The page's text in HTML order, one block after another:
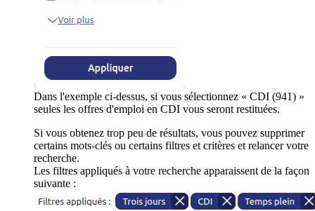
Dans l'exemple ci-dessus, si vous sélectionnez « CDI (941) »
seules les offres d'emploi en CDI vous seront restituées.
Si vous obtenez trop peu de résultats, vous pouvez supprimer
certains mots-clés ou certains filtres et critères et relancer votre
recherche.
Les filtres appliqués à votre recherche apparaissent de la façon
suivante :